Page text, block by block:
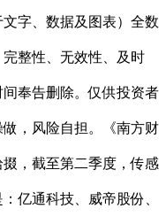
字、数据及图表）全数
整性、无效性、及时
奉告删除。仅供投资者
，风险自担。《南方财
，截至第二季度，传感
亿通科技、威帝股份、